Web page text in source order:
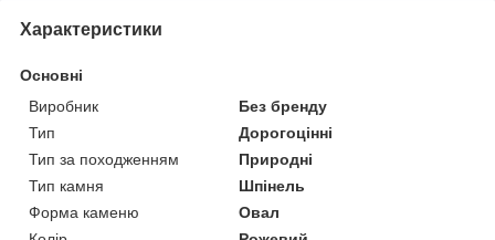
Характеристики
Основні
Виробник
Без бренду
Тип
Дорогоцінні
Тип за походженням
Природні
Тип камня
Шпінель
Форма каменю
Овал